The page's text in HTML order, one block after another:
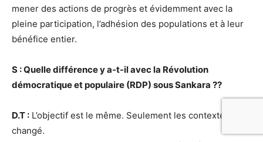
mener des actions de progrès et évidemment avec la
pleine participation, l’adhésion des populations et à leur
bénéfice entier.
S : Quelle différence y a-t-il avec la Révolution
démocratique et populaire (RDP) sous Sankara ??
D.T : L’objectif est le même. Seulement les contextes ont
changé.